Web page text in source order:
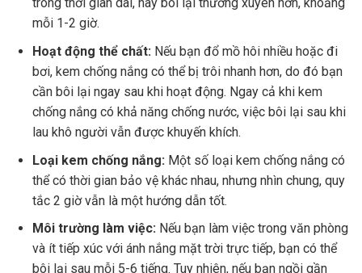
trong thời gian dài, hãy bôi lại thường xuyên hơn, khoảng
mỗi 1-2 giờ.
Hoạt động thể chất: Nếu bạn đổ mồ hôi nhiều hoặc đi
bơi, kem chống nắng có thể bị trôi nhanh hơn, do đó bạn
cần bôi lại ngay sau khi hoạt động. Ngay cả khi kem
chống nắng có khả năng chống nước, việc bôi lại sau khi
lau khô người vẫn được khuyến khích.
Loại kem chống nắng: Một số loại kem chống nắng có
thể có thời gian bảo vệ khác nhau, nhưng nhìn chung, quy
tắc 2 giờ vẫn là một hướng dẫn tốt.
Môi trường làm việc: Nếu bạn làm việc trong văn phòng
và ít tiếp xúc với ánh nắng mặt trời trực tiếp, bạn có thể
bôi lại sau mỗi 5-6 tiếng. Tuy nhiên, nếu bạn ngồi gần